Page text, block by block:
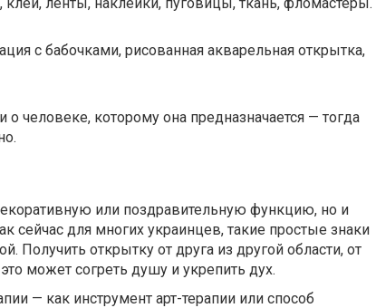
с бабочками, рисованная акварельная открытка,
человеке, которому она предназначается — тогда
или поздравительную функцию, но и
сейчас для многих украинцев, такие простые знаки
Получить открытку от друга из другой области, от
может согреть душу и укрепить дух.
— как инструмент арт-терапии или способ